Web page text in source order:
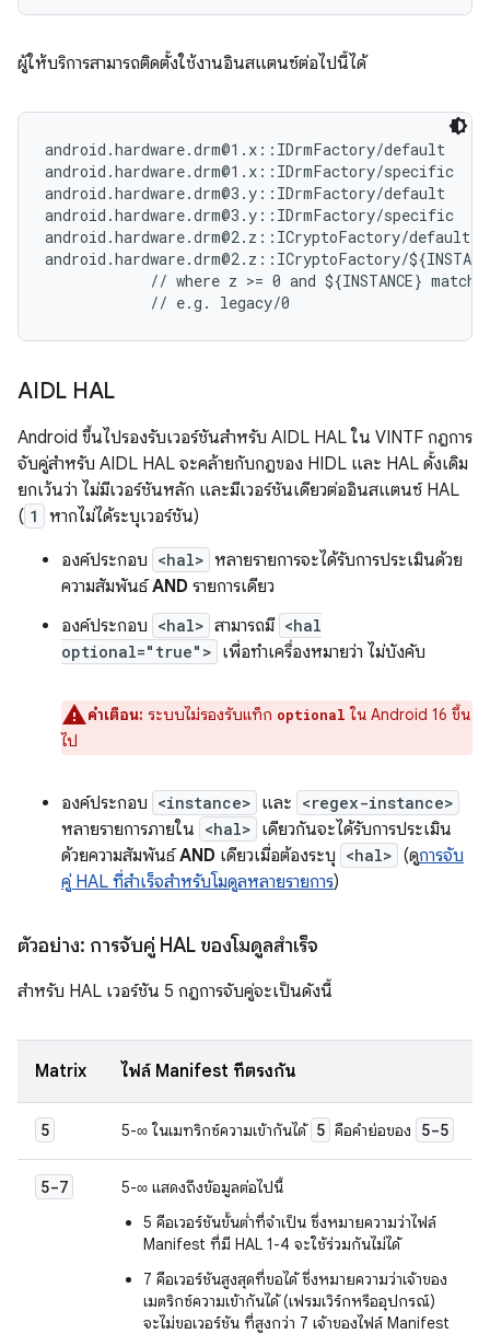
ผู้ให้บริการสามารถติดตั้งใช้งานอินสแตนซ์ต่อไปนี้ได้
android.hardware.drm@1.x::IDrmFactory/default
android.hardware.drm@1.x::IDrmFactory/specific
android.hardware.drm@3.y::IDrmFactory/default
android.hardware.drm@3.y::IDrmFactory/specific
android.hardware.drm@2.z::ICryptoFactory/
android.hardware.drm@2.z::ICryptoFactory/
// where z >= 0 and ${INSTANCE}
AIDL HAL
Android ขึ้นไปรองรับเวอร์ชันสำหรับ AIDL HAL ใน VINTF กฎการ
จับคู่สำหรับ AIDL HAL จะคล้ายกับกฎของ HIDL และ HAL ดั้งเดิม
ยกเว้นว่า ไม่มีเวอร์ชันหลัก และมีเวอร์ชันเดียวต่ออินสแตนซ์ HAL
( 1
หากไม่ได้ระบุเวอร์ชัน)
องค์ประกอบ <hal> หลายรายการจะได้รับการประเมินด้วย
ความสัมพันธ์AND รายการเดียว
องค์ประกอบ <hal> สามารถมี <hal
optional="true"> เพื่อทําเครื่องหมายว่า ไม่บังคับ
คำเตือน: ระบบไม่รองรับแท็ก optional ใน Android 16 ขึ้น
ไป
องค์ประกอบ <instance> และ <regex-instance>
หลายรายการภายใน <hal> เดียวกันจะได้รับการประเมิน
ด้วยความสัมพันธ์AND เดียวเมื่อต้องระบุ <hal> (ดูการจับ
คู่ HAL ที่สำเร็จสำหรับโมดูลหลายรายการ)
ตัวอย่าง: การจับคู่ HAL ของโมดูลสำเร็จ
สำหรับ HAL เวอร์ชัน 5 กฎการจับคู่จะเป็นดังนี้
Matrix ไฟล์ Manifest ที่ตรงกัน
5 5-∞ ในเมทริกซ์ความเข้ากันได้ 5 คือคำย่อของ 5-5
5-7
5-∞ แสดงถึงข้อมูลต่อไปนี้
5 คือเวอร์ชันขั้นต่ำที่จำเป็น ซึ่งหมายความว่าไฟล์
Manifest ที่มี HAL 1-4 จะใช้ร่วมกันไม่ได้
7 คือเวอร์ชันสูงสุดที่ขอได้ ซึ่งหมายความว่าเจ้าของ
เมตริกซ์ความเข้ากันได้ (เฟรมเวิร์กหรืออุปกรณ์)
จะไม่ขอเวอร์ชัน ที่สูงกว่า 7 เจ้าของไฟล์ Manifest